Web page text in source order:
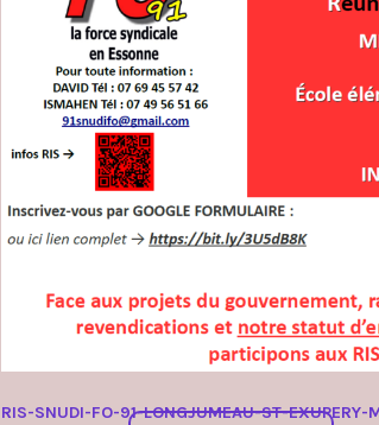
RIS-SNUDI-FO-91-LONGJUMEAU-ST-